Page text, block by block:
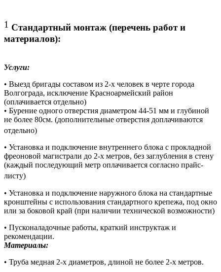
1 Стандартный монтаж (перечень работ и
материалов):
Услуги:
• Выезд бригады составом из 2-х человек в черте города
Волгограда, исключение Красноармейский район
(оплачивается отдельно)
• Бурение одного отверстия диаметром 44-51 мм и глубиной
не более 80см. (дополнительные отверстия доплачиваются
отдельно)
• Установка и подключение внутреннего блока с прокладной
фреоновой магистрали до 2-х метров, без заглубления в стену
(каждый последующий метр оплачивается согласно прайс-
листу)
• Установка и подключение наружного блока на стандартные
кронштейны с использования стандартного крепежа, под окно
или за боковой край (при наличии технической возможности)
• Пусконаладочные работы, краткий инструктаж и
рекомендации.
Материалы:
• Труба медная 2-х диаметров, длиной не более 2-х метров.